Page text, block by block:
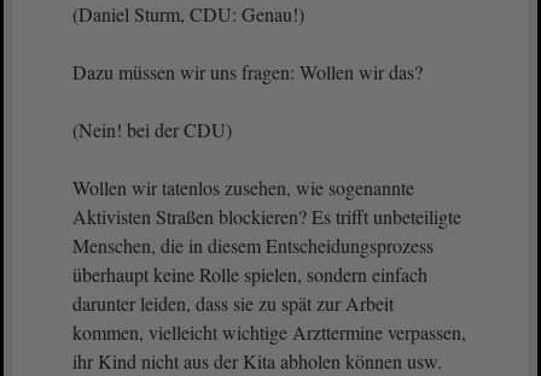
(Daniel Sturm, CDU: Genau!)
Dazu müssen wir uns fragen: Wollen wir das?
(Nein! bei der CDU)
Wollen wir tatenlos zusehen, wie sogenannte
Aktivisten Straßen blockieren? Es trifft unbeteiligte
Menschen, die in diesem Entscheidungsprozess
überhaupt keine Rolle spielen, sondern einfach
darunter leiden, dass sie zu spät zur Arbeit
kommen, vielleicht wichtige Arzttermine verpassen,
ihr Kind nicht aus der Kita abholen können usw.